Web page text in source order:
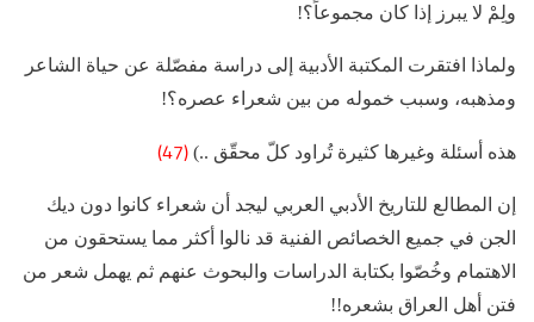
ولِمْ لا يبرز إذا كان مجموعاً؟!
ولماذا افتقرت المكتبة الأدبية إلى دراسة مفصّلة عن حياة الشاعر
ومذهبه، وسبب خموله من بين شعراء عصره؟!
هذه أسئلة وغيرها كثيرة تُراود كلّ محقّق ..) (47)
إن المطالع للتاريخ الأدبي العربي ليجد أن شعراء كانوا دون ديك
الجن في جميع الخصائص الفنية قد نالوا أكثر مما يستحقون من
الاهتمام وخُصّوا بكتابة الدراسات والبحوث عنهم ثم يهمل شعر من
فتن أهل العراق بشعره!!